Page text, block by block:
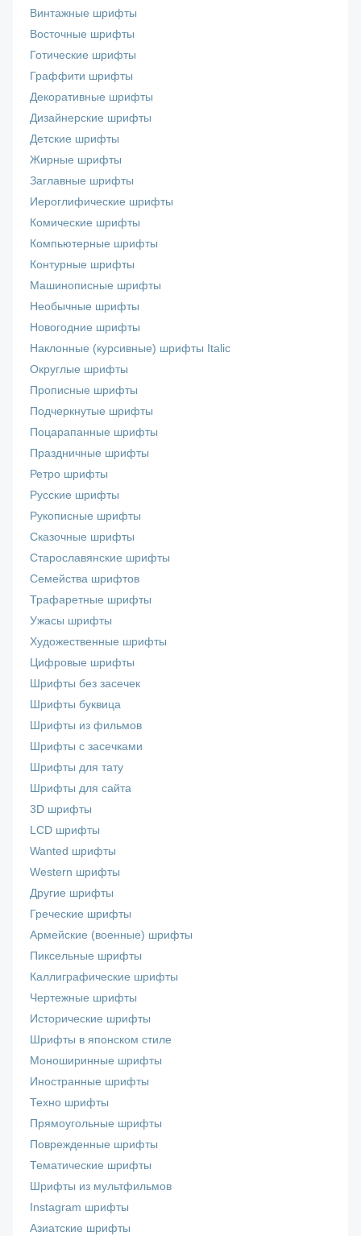
Винтажные шрифты
Восточные шрифты
Готические шрифты
Граффити шрифты
Декоративные шрифты
Дизайнерские шрифты
Детские шрифты
Жирные шрифты
Заглавные шрифты
Иероглифические шрифты
Комические шрифты
Компьютерные шрифты
Контурные шрифты
Машинописные шрифты
Необычные шрифты
Новогодние шрифты
Наклонные (курсивные) шрифты Italic
Округлые шрифты
Прописные шрифты
Подчеркнутые шрифты
Поцарапанные шрифты
Праздничные шрифты
Ретро шрифты
Русские шрифты
Рукописные шрифты
Сказочные шрифты
Старославянские шрифты
Семейства шрифтов
Трафаретные шрифты
Ужасы шрифты
Художественные шрифты
Цифровые шрифты
Шрифты без засечек
Шрифты буквица
Шрифты из фильмов
Шрифты с засечками
Шрифты для тату
Шрифты для сайта
3D шрифты
LCD шрифты
Wanted шрифты
Western шрифты
Другие шрифты
Греческие шрифты
Армейские (военные) шрифты
Пиксельные шрифты
Каллиграфические шрифты
Чертежные шрифты
Исторические шрифты
Шрифты в японском стиле
Моноширинные шрифты
Иностранные шрифты
Техно шрифты
Прямоугольные шрифты
Поврежденные шрифты
Тематические шрифты
Шрифты из мультфильмов
Instagram шрифты
Азиатские шрифты